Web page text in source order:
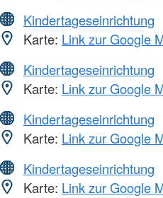
Kindertageseinrichtung
Karte: Link zur Google
Kindertageseinrichtung
Karte: Link zur Google
Kindertageseinrichtung
Karte: Link zur Google
Kindertageseinrichtung
Karte: Link zur Google